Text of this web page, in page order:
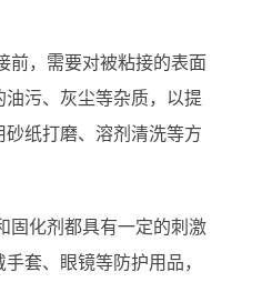
前，需要对被粘接的表面
污、灰尘等杂质，以提
纸打磨、溶剂清洗等方
固化剂都具有一定的刺激
套、眼镜等防护用品，